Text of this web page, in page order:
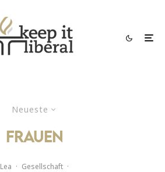
Neueste
Frauen
Lea · Gesellschaft ·